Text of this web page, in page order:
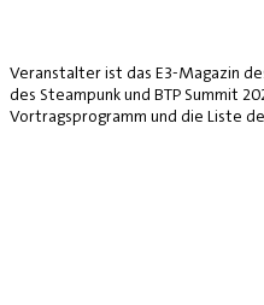
Veranstalter ist das E3-Magazin
des Steampunk und BTP Summit
Vortragsprogramm und die Liste